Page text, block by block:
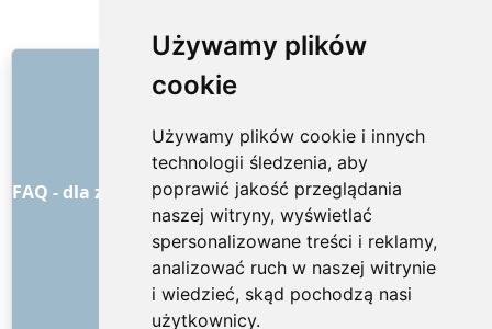
Używamy plików
cookie
Używamy plików cookie i innych
technologii śledzenia, aby
poprawić jakość przeglądania
naszej witryny, wyświetlać
spersonalizowane treści i reklamy,
analizować ruch w naszej witrynie
i wiedzieć, skąd pochodzą nasi
użytkownicy.
LINKI
Jak to wszystko się zaczęło
Ogólne warunki handlowe
FAQ - dla zamawiających
FAQ - dla dostawców usług
Reklama i marketing
Blog
Kontakt
MEDIA SPOŁECZNOŚCIOWE